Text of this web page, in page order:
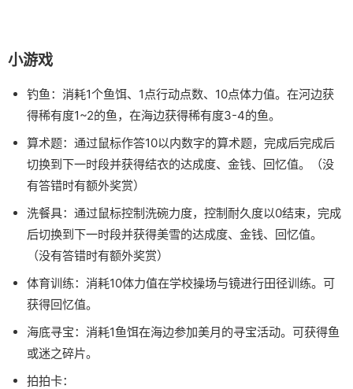
小游戏
钓鱼：消耗1个鱼饵、1点行动点数、10点体力值。在河边获
得稀有度1~2的鱼，在海边获得稀有度3-4的鱼。
算术题：通过鼠标作答10以内数字的算术题，完成后完成后
切换到下一时段并获得结衣的达成度、金钱、回忆值。（没
有答错时有额外奖赏）
洗餐具：通过鼠标控制洗碗力度，控制耐久度以0结束，完成
后切换到下一时段并获得美雪的达成度、金钱、回忆值。
（没有答错时有额外奖赏）
体育训练：消耗10体力值在学校操场与镜进行田径训练。可
获得回忆值。
海底寻宝：消耗1鱼饵在海边参加美月的寻宝活动。可获得鱼
或迷之碎片。
拍拍卡：